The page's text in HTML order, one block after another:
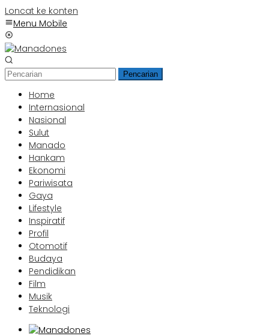
Loncat ke konten
Menu Mobile
Pencarian
Home
Internasional
Nasional
Sulut
Manado
Hankam
Ekonomi
Pariwisata
Gaya
Lifestyle
Inspiratif
Profil
Otomotif
Budaya
Pendidikan
Film
Musik
Teknologi